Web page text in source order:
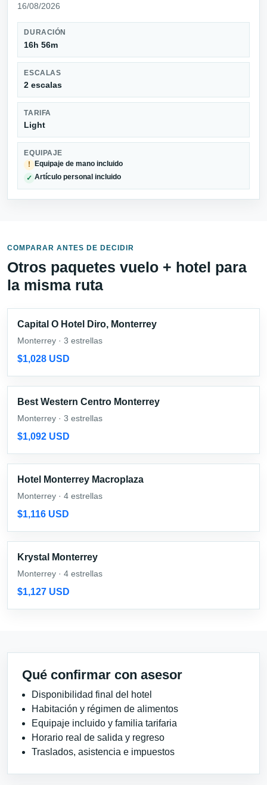
16/08/2026
DURACIÓN
16h 56m
ESCALAS
2 escalas
TARIFA
Light
EQUIPAJE
!
Equipaje de mano incluido
✓ Artículo personal incluido
COMPARAR ANTES DE DECIDIR
Otros paquetes vuelo + hotel para
la misma ruta
Capital O Hotel Diro, Monterrey
Monterrey · 3 estrellas
$1,028 USD
Best Western Centro Monterrey
Monterrey · 3 estrellas
$1,092 USD
Hotel Monterrey Macroplaza
Monterrey · 4 estrellas
$1,116 USD
Krystal Monterrey
Monterrey · 4 estrellas
$1,127 USD
Qué confirmar con asesor
Disponibilidad final del hotel
Habitación y régimen de alimentos
Equipaje incluido y familia tarifaria
Horario real de salida y regreso
Traslados, asistencia e impuestos